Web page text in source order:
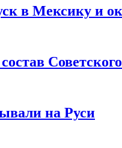
в Мексику и
на Руси